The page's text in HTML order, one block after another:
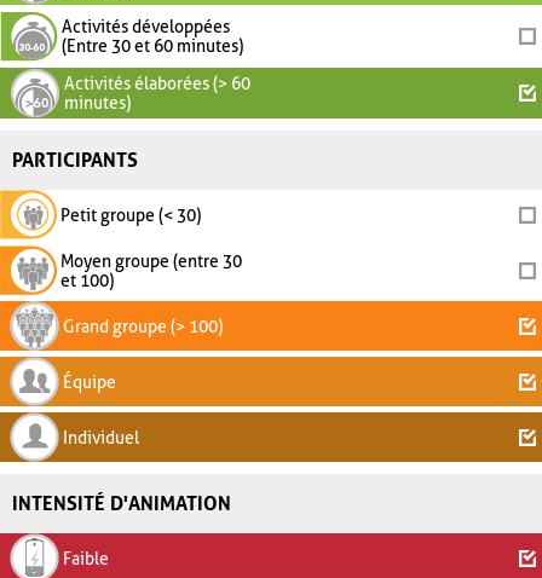
Activités développées
(Entre 30 et 60 minutes)
Activités élaborées (> 60
minutes)
PARTICIPANTS
Petit groupe (< 30)
Moyen groupe (entre 30
et 100)
Grand groupe (> 100)
Équipe
Individuel
INTENSITÉ D'ANIMATION
Faible